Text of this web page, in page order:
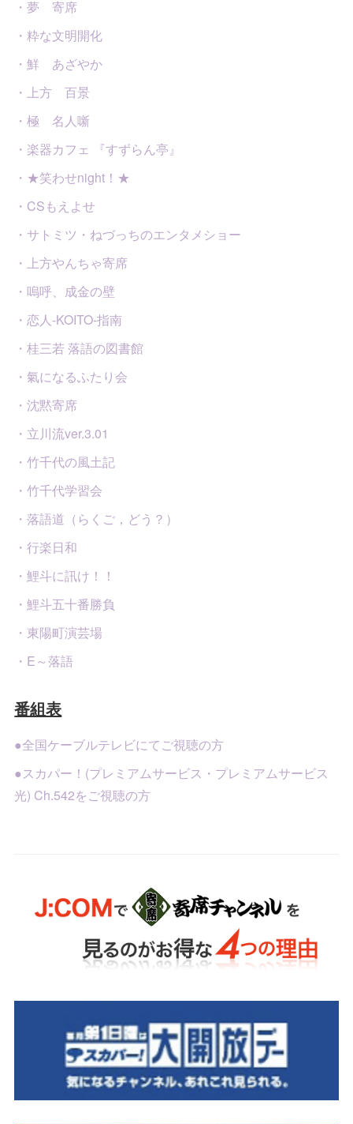
・夢 寄席
・粋な文明開化
・鮮 あざやか
・上方 百景
・極 名人噺
・楽器カフェ 『すずらん亭』
・★笑わせnight！★
・CSもえよせ
・サトミツ・ねづっちのエンタメショー
・上方やんちゃ寄席
・嗚呼、成金の壁
・恋人-KOITO-指南
・桂三若 落語の図書館
・氣になるふたり会
・沈黙寄席
・立川流ver.3.01
・竹千代の風土記
・竹千代学習会
・落語道（らくご，どう？）
・行楽日和
・鯉斗に訊け！！
・鯉斗五十番勝負
・東陽町演芸場
・E～落語
番組表
●全国ケーブルテレビにてご視聴の方
●スカパー！(プレミアムサービス・プレミアムサービス
光) Ch.542をご視聴の方